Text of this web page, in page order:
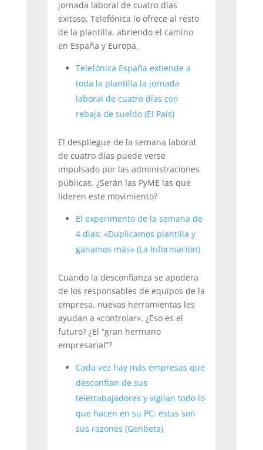
jornada laboral de cuatro días
exitoso, Telefónica lo ofrece al resto
de la plantilla, abriendo el camino
en España y Europa.
Telefónica España extiende a
toda la plantilla la jornada
laboral de cuatro días con
rebaja de sueldo (El País)
El despliegue de la semana laboral
de cuatro días puede verse
impulsado por las administraciones
públicas. ¿Serán las PyME las que
lideren este movimiento?
El experimento de la semana de
4 días: «Duplicamos plantilla y
ganamos más» (La Información)
Cuando la desconfianza se apodera
de los responsables de equipos de la
empresa, nuevas herramientas les
ayudan a «controlar». ¿Eso es el
futuro? ¿El “gran hermano
empresarial”?
Cada vez hay más empresas que
desconfían de sus
teletrabajadores y vigilan todo lo
que hacen en su PC: estas son
sus razones (Genbeta)